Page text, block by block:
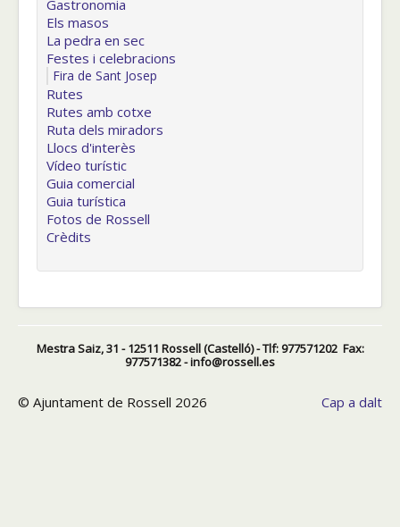
Gastronomia
Els masos
La pedra en sec
Festes i celebracions
Fira de Sant Josep
Rutes
Rutes amb cotxe
Ruta dels miradors
Llocs d'interès
Vídeo turístic
Guia comercial
Guia turística
Fotos de Rossell
Crèdits
Mestra Saiz, 31 - 12511 Rossell (Castelló) - Tlf: 977571202 Fax:
977571382 - info@rossell.es
Cap a dalt
© Ajuntament de Rossell 2026